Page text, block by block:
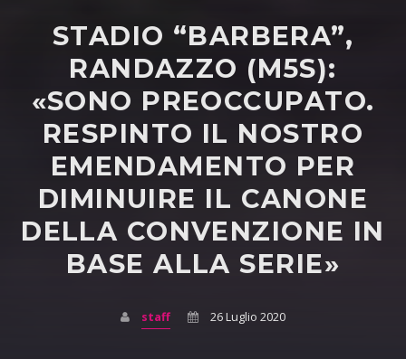
STADIO “BARBERA”,
RANDAZZO (M5S):
«SONO PREOCCUPATO.
RESPINTO IL NOSTRO
EMENDAMENTO PER
DIMINUIRE IL CANONE
DELLA CONVENZIONE IN
BASE ALLA SERIE»
staff 26 Luglio 2020